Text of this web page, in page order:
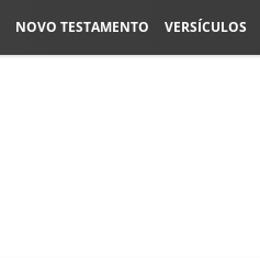
NOVO TESTAMENTO VERSÍCULOS